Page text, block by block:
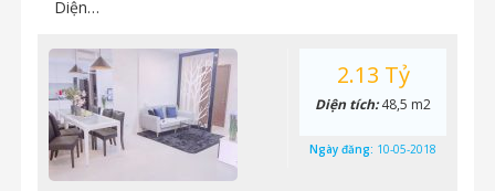
Diện…
2.13 Tỷ
Diện tích:48,5 m2
Ngày đăng: 10-05-2018